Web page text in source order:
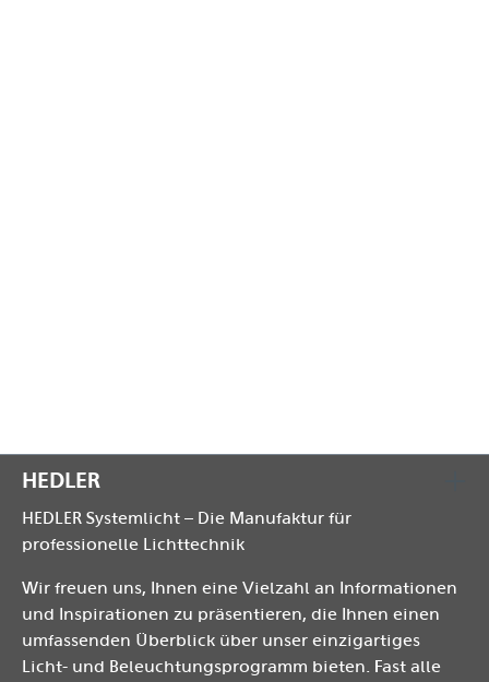
HEDLER
HEDLER Systemlicht – Die Manufaktur für
professionelle Lichttechnik
Wir freuen uns, Ihnen eine Vielzahl an Informationen
und Inspirationen zu präsentieren, die Ihnen einen
umfassenden Überblick über unser einzigartiges
Licht- und Beleuchtungsprogramm bieten. Fast alle